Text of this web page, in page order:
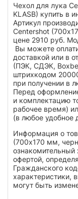
Чехол для лука
KLASB) купить в
Артикул
Centershot
цене 2910 руб.
Вы можете
доставкой или в
(ПЭК, СДЭК,
штрихкодом
при получении в
Перед
и комплектацию
рабочее время)
(в любое удобное
Информация о
(700х170 мм,
ознакомительный
офертой,
Гражданского
характеристики,
могут быть